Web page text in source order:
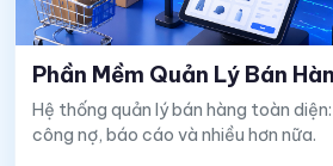
Phần Mềm Quản Lý Bán
Hệ thống quản lý bán hàng toàn
công nợ, báo cáo và nhiều hơn nữa.